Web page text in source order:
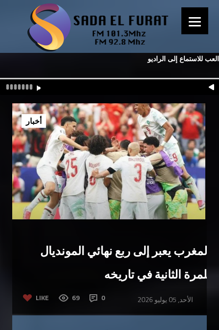
العب للاستماع إلى الراديو
المغرب يعبر إلى ربع نهائي المونديال
للمرة الثانية في تاريخه
LIKE 69 0 الأحد, 05 يوليو 2026
أخبار